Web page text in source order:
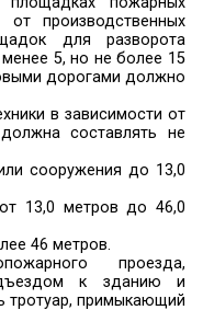
газы
коллекторы
с
клапанов
являющихся
источников
и